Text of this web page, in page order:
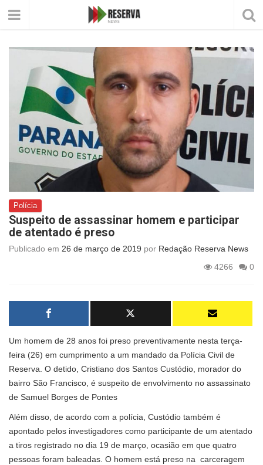
Polícia
Suspeito de assassinar homem e participar
de atentado é preso
Publicado em 26 de março de 2019 por Redação Reserva News
4266
0
Um homem de 28 anos foi preso preventivamente nesta terça-
feira (26) em cumprimento a um mandado da Polícia Civil de
Reserva. O detido, Cristiano dos Santos Custódio, morador do
bairro São Francisco, é suspeito de envolvimento no assassinato
de Samuel Borges de Pontes
Além disso, de acordo com a polícia, Custódio também é
apontado pelos investigadores como participante de um atentado
a tiros registrado no dia 19 de março, ocasião em que quatro
pessoas foram baleadas. O homem está preso na carceragem